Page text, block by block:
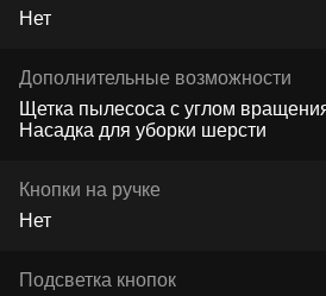
Нет
Дополнительные возможности
Щетка пылесоса с углом
Насадка для уборки шерсти
Кнопки на ручке
Нет
Подсветка кнопок